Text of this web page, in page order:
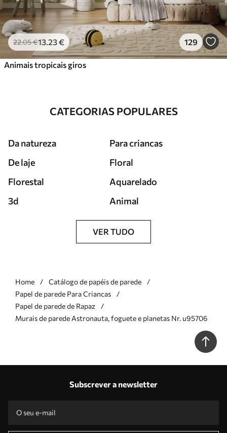
22.05€13.23€ 129
Animais tropicais giros
CATEGORIAS POPULARES
Da natureza
Para criancas
De laje
Floral
Florestal
Aquarelado
3d
Animal
VER TUDO
Home
Catálogo de papéis de parede
Papel de parede Para Criancas
Papel de parede de Rapaz
Murais de parede Astronauta, foguete e planetas Nr. u95706
Subscrever a newsletter